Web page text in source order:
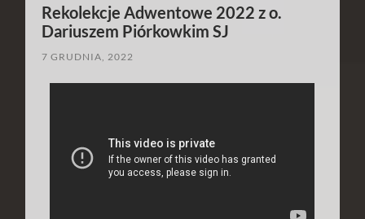
Rekolekcje Adwentowe 2022 z o.
Dariuszem Piórkowkim SJ
7 GRUDNIA, 2022